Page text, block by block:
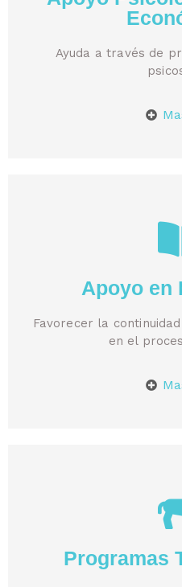
Ayuda a través de
Apoyo en
Favorecer la
en el
Programas